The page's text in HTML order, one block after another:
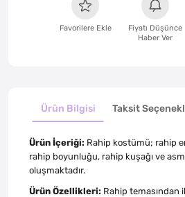
Favorilere Ekle
Fiyatı Düşünce
Haber Ver
Ürün Bilgisi Taksit
Ürün İçeriği: Rahip kostümü; rahip
rahip boyunluğu, rahip kuşağı ve
oluşmaktadır.
Ürün Özellikleri: Rahip temasından